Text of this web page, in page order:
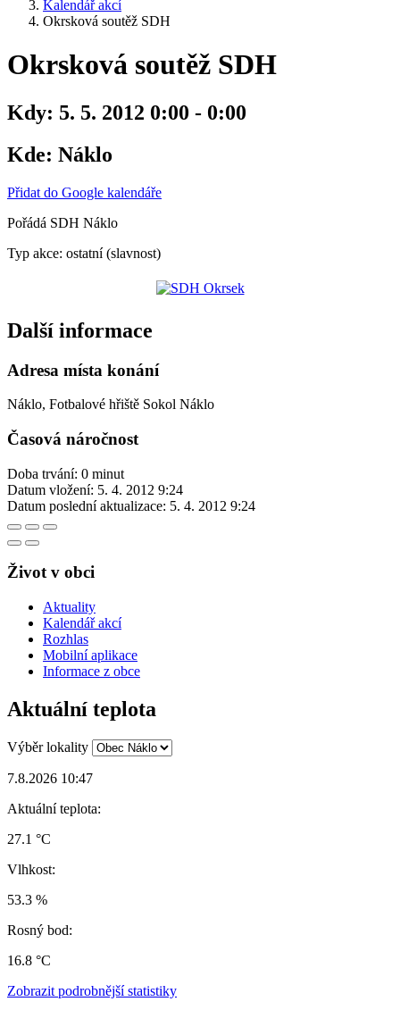
Kalendář akcí
Okrsková soutěž SDH
Okrsková soutěž SDH
Kdy: 5. 5. 2012 0:00 - 0:00
Kde: Náklo
Přidat do Google kalendáře
Pořádá SDH Náklo
Typ akce: ostatní (slavnost)
Další informace
Adresa místa konání
Náklo, Fotbalové hřiště Sokol Náklo
Časová náročnost
Doba trvání: 0 minut
Datum vložení: 5. 4. 2012 9:24
Datum poslední aktualizace: 5. 4. 2012 9:24
Život v obci
Aktuality
Kalendář akcí
Rozhlas
Mobilní aplikace
Informace z obce
Aktuální teplota
Výběr lokality
7.8.2026 10:47
Aktuální teplota:
27.1 °C
Vlhkost:
53.3 %
Rosný bod:
16.8 °C
Zobrazit podrobnější statistiky